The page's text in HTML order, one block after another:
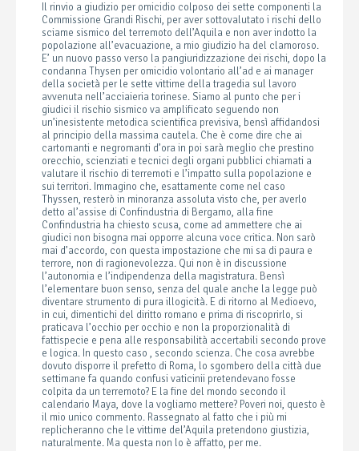
Il rinvio a giudizio per omicidio colposo dei sette componenti la
Commissione Grandi Rischi, per aver sottovalutato i rischi dello
sciame sismico del terremoto dell’Aquila e non aver indotto la
popolazione all’evacuazione, a mio giudizio ha del clamoroso.
E’ un nuovo passo verso la pangiuridizzazione dei rischi, dopo la
condanna Thysen per omicidio volontario all’ad e ai manager
della società per le sette vittime della tragedia sul lavoro
avvenuta nell’acciaieria torinese. Siamo al punto che per i
giudici il rischio sismico va amplificato seguendo non
un’inesistente metodica scientifica previsiva, bensì affidandosi
al principio della massima cautela. Che è come dire che ai
cartomanti e negromanti d’ora in poi sarà meglio che prestino
orecchio, scienziati e tecnici degli organi pubblici chiamati a
valutare il rischio di terremoti e l’impatto sulla popolazione e
sui territori. Immagino che, esattamente come nel caso
Thyssen, resterò in minoranza assoluta visto che, per averlo
detto al’assise di Confindustria di Bergamo, alla fine
Confindustria ha chiesto scusa, come ad ammettere che ai
giudici non bisogna mai opporre alcuna voce critica. Non sarò
mai d’accordo, con questa impostazione che mi sa di paura e
terrore, non di ragionevolezza. Qui non è in discussione
l’autonomia e l’indipendenza della magistratura. Bensì
l’elementare buon senso, senza del quale anche la legge può
diventare strumento di pura illogicità. E di ritorno al Medioevo,
in cui, dimentichi del diritto romano e prima di riscoprirlo, si
praticava l’occhio per occhio e non la proporzionalità di
fattispecie e pena alle responsabilità accertabili secondo prove
e logica. In questo caso , secondo scienza. Che cosa avrebbe
dovuto disporre il prefetto di Roma, lo sgombero della città due
settimane fa quando confusi vaticinii pretendevano fosse
colpita da un terremoto? E la fine del mondo secondo il
calendario Maya, dove la vogliamo mettere? Poveri noi, questo è
il mio unico commento. Rassegnato al fatto che i più mi
replicheranno che le vittime del’Aquila pretendono giustizia,
naturalmente. Ma questa non lo è affatto, per me.